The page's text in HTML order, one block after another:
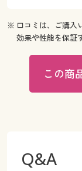
※ 口コミは、ご購入
効果や性能を保証
この商
Q&A